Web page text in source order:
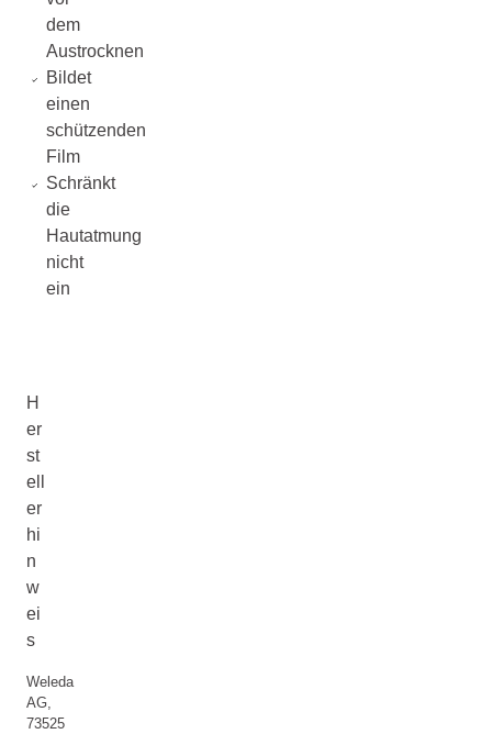
dem
Austrocknen
Bildet
einen
schützenden
Film
Schränkt
die
Hautatmung
nicht
ein
H
er
st
ell
er
hi
n
w
ei
s
Weleda
AG,
73525